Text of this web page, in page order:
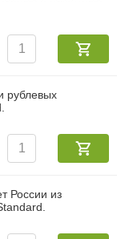
рублевых
России из